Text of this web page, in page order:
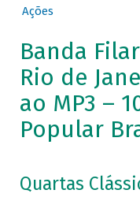
Ações
Banda
Rio de
ao MP3 –
Popular
Quartas